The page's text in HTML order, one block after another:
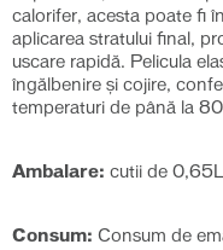
calorifer, acesta poate fi
aplicarea stratului final,
uscare rapidă. Pelicula
îngălbenire şi cojire,
temperaturi de până la
Ambalare: cutii de
Consum: Consum de